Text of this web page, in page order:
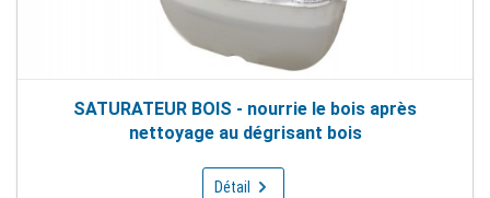
SATURATEUR BOIS - nourrie le bois après
nettoyage au dégrisant bois
Détail